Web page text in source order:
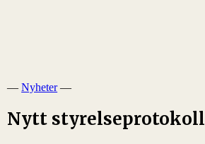
—Nyheter—
Nytt styrelseprotokoll